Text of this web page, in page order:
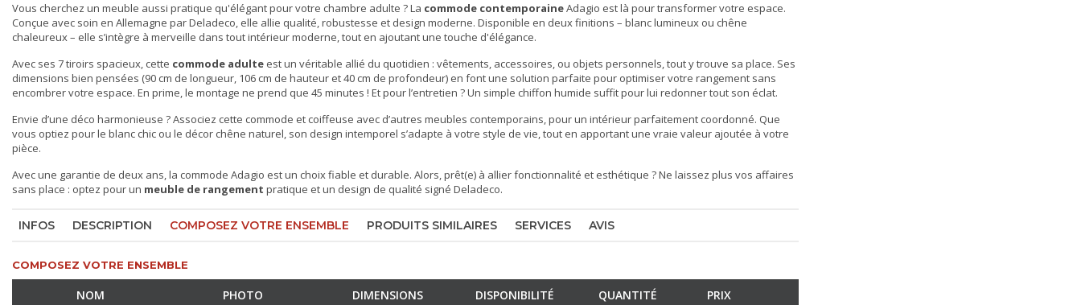
Vous cherchez un meuble aussi pratique qu'élégant pour votre chambre adulte ? La commode contemporaineAdagio est là pour transformer votre espace.
Conçue avec soin en Allemagne par Deladeco, elle allie qualité, robustesse et design moderne. Disponible en deux finitions – blanc lumineux ou chêne
chaleureux – elle s’intègre à merveille dans tout intérieur moderne, tout en ajoutant une touche d'élégance.
Avec ses 7 tiroirs spacieux, cette commode adulte est un véritable allié du quotidien : vêtements, accessoires, ou objets personnels, tout y trouve sa place. Ses
dimensions bien pensées (90 cm de longueur, 106 cm de hauteur et 40 cm de profondeur) en font une solution parfaite pour optimiser votre rangement sans
encombrer votre espace. En prime, le montage ne prend que 45 minutes ! Et pour l’entretien ? Un simple chiffon humide suffit pour lui redonner tout son éclat.
Envie d’une déco harmonieuse ? Associez cette commode et coiffeuse avec d’autres meubles contemporains, pour un intérieur parfaitement coordonné. Que
vous optiez pour le blanc chic ou le décor chêne naturel, son design intemporel s’adapte à votre style de vie, tout en apportant une vraie valeur ajoutée à votre
pièce.
Avec une garantie de deux ans, la commode Adagio est un choix fiable et durable. Alors, prêt(e) à allier fonctionnalité et esthétique ? Ne laissez plus vos affaires
sans place : optez pour un meuble de rangement pratique et un design de qualité signé Deladeco.
INFOS DESCRIPTION COMPOSEZ VOTRE ENSEMBLE PRODUITS SIMILAIRES SERVICES AVIS
COMPOSEZ VOTRE ENSEMBLE
NOM PHOTO DIMENSIONS DISPONIBILITÉ QUANTITÉ PRIX